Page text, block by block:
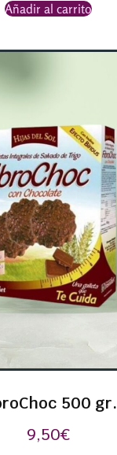
Añadir al carrito
500 gr.
9,50€